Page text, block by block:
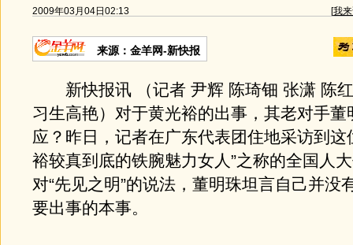
2009年03月04日02:13 [我
来源：金羊网-新快报
新快报讯 （记者 尹辉 陈琦钿 张潇 陈
习生高艳）对于黄光裕的出事，其老对手董
应？昨日，记者在广东代表团住地采访到这
裕较真到底的铁腕魅力女人”之称的全国人
对“先见之明”的说法，董明珠坦言自己并没
要出事的本事。